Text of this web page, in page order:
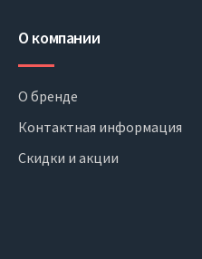
О компании
О бренде
Контактная информация
Скидки и акции